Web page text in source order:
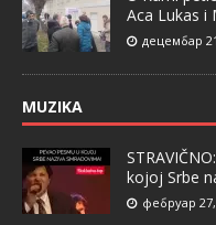
Aca Lukas i
децембар
MUZIKA
kojoj Srbe
фебруар